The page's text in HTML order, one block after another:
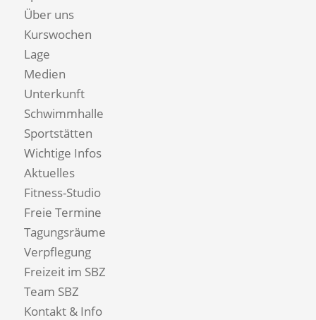
Über uns
Kurswochen
Lage
Medien
Unterkunft
Schwimmhalle
Sportstätten
Wichtige Infos
Aktuelles
Fitness-Studio
Freie Termine
Tagungsräume
Verpflegung
Freizeit im SBZ
Team SBZ
Kontakt & Info